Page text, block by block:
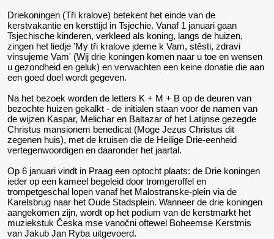
Driekoningen (Tři kralove) betekent het einde van de
kerstvakantie en kersttijd in Tsjechie. Vanaf 1 januari gaan
Tsjechische kinderen, verkleed als koning, langs de huizen,
zingen het liedje 'My tři kralove jdeme k Vam, stěsti, zdravi
vinsujeme Vam' (Wij drie koningen komen naar u toe en wensen
u gezondheid en geluk) en verwachten een keine donatie die aan
een goed doel wordt gegeven.
Na het bezoek worden de letters K + M + B op de deuren van
bezochte huizen gekalkt - de initialen staan voor de namen van
de wijzen Kaspar, Melichar en Baltazar of het Latijnse gezegde
Christus mansionem benedicat (Moge Jezus Christus dit
zegenen huis), met de kruisen die de Heilige Drie-eenheid
vertegenwoordigen en daaronder het jaartal.
Op 6 januari vindt in Praag een optocht plaats: de Drie koningen
ieder op een kameel begeleid door tromgeroffel en
trompetgeschal lopen vanaf het Malostranske-plein via de
Karelsbrug naar het Oude Stadsplein. Wanneer de drie koningen
aangekomen zijn, wordt op het podium van de kerstmarkt het
muziekstuk Česka mse vanočni oftewel Boheemse Kerstmis
van Jakub Jan Ryba uitgevoerd.